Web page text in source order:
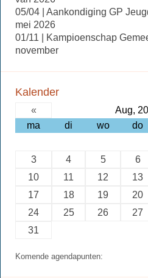
05/04 | Aankondiging GP
mei 2026
01/11 | Kampioenschap
november
Kalender
« Aug,
ma
di wo do
3
4 5 6
10
11 12 13
17
18 19 20
24
25 26 27
31
Komende agendapunten: